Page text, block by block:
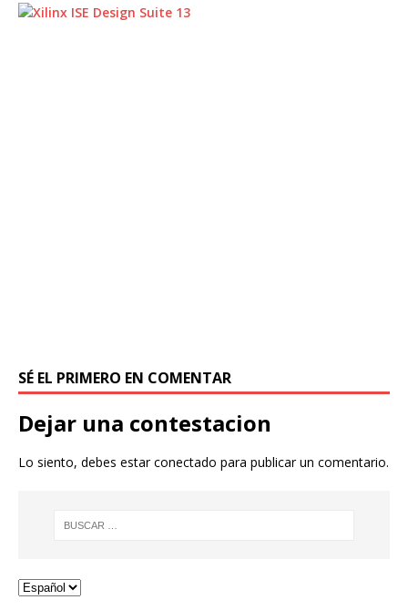
SÉ EL PRIMERO EN COMENTAR
Dejar una contestacion
Lo siento, debes estarconectado para publicar un comentario.